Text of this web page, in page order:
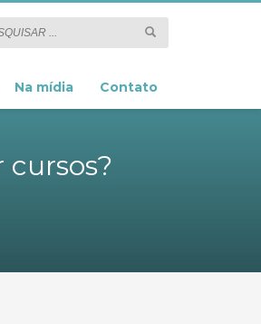
Na mídia Contato